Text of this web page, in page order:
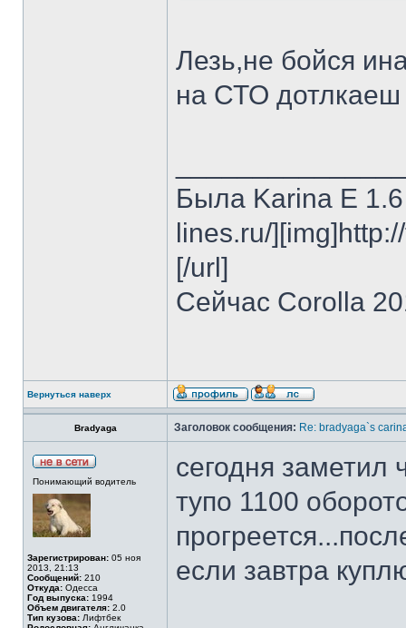
Лезь,не бойся
на СТО
Была Karina E
lines.ru/
[/url]
Сейчас Corolla
Вернуться наверх
Bradyaga Заголовок сообщения: Re: bradyaga`s
Понимающий водитель
Зарегистрирован: 05 ноя
2013, 21:13
Сообщений: 210
Откуда: Одесса
Год выпуска: 1994
Объем двигателя: 2.0
Тип кузова: Лифтбек
сегодня заметил
тупо 1100
если завтра